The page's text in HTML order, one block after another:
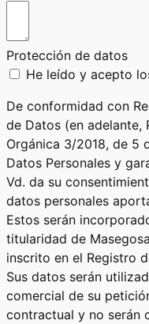
Protección de datos
He leído y acepto
De conformidad con
de Datos (en adelante,
Orgánica 3/2018, de 5
Datos Personales y
Vd. da su
datos personales
Estos serán
titularidad de
inscrito en el Registro
Sus datos serán
comercial de su
contractual y no serán